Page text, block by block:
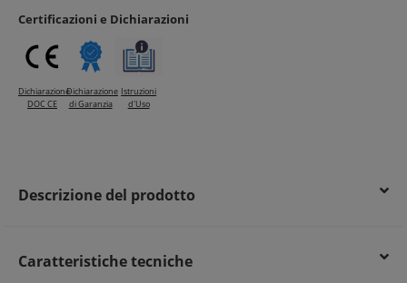
Certificazioni e Dichiarazioni
Dichiarazione
DOC CE
Dichiarazione
di Garanzia
Istruzioni
d'Uso
Descrizione del prodotto
Caratteristiche tecniche